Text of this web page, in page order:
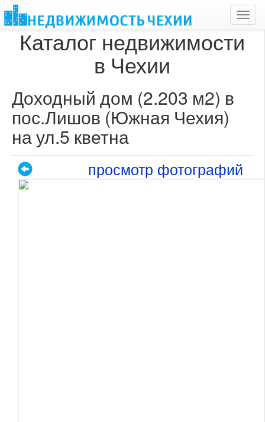
Каталог недвижимости
в Чехии
Доходный дом (2.203 м2) в
пос.Лишов (Южная Чехия)
на ул.5 кветна
просмотр фотографий